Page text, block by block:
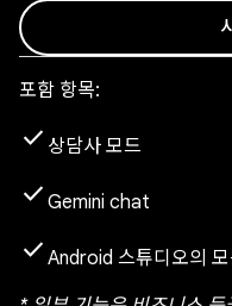
포함 항목:
check 상담사 모드
check Gemini chat
check Android 스튜디오의